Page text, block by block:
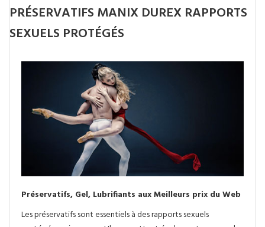
PRÉSERVATIFS MANIX DUREX RAPPORTS
SEXUELS PROTÉGÉS
Préservatifs, Gel, Lubrifiants aux Meilleurs prix du Web
Les préservatifs sont essentiels à des rapports sexuels